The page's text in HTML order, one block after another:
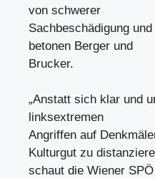
von schwerer
Sachbeschädigung
betonen Berger und
Brucker.
„Anstatt sich klar und
linksextremen
Angriffen auf
Kulturgut zu
schaut die Wiener